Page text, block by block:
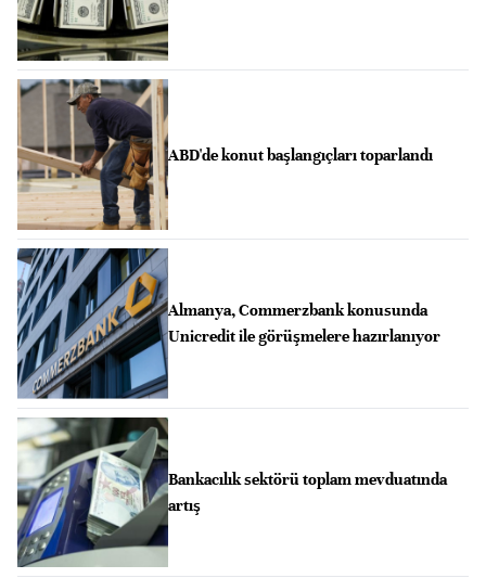
ABD'de konut başlangıçları toparlandı
Almanya, Commerzbank konusunda
Unicredit ile görüşmelere hazırlanıyor
Bankacılık sektörü toplam mevduatında
artış